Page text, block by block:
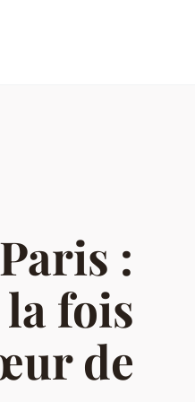
:
fois
de